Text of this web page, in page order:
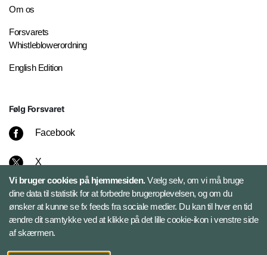
Om os
Forsvarets
Whistleblowerordning
English Edition
Følg Forsvaret
Facebook
X
Instagram
Bluesky
LinkedIn
Vi bruger cookies på hjemmesiden.Vælg selv, om vi må bruge
dine data til statistik for at forbedre brugeroplevelsen, og om du
ønsker at kunne se fx feeds fra sociale medier. Du kan til hver en tid
ændre dit samtykke ved at klikke på det lille cookie-ikon i venstre side
af skærmen.